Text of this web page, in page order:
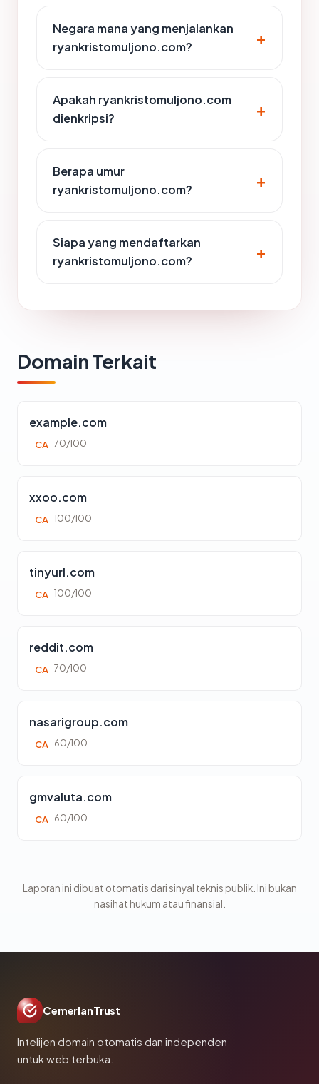
Negara mana yang menjalankan
ryankristomuljono.com?
Apakah ryankristomuljono.com
dienkripsi?
Berapa umur
ryankristomuljono.com?
Siapa yang mendaftarkan
ryankristomuljono.com?
Domain Terkait
example.com
CA 70/100
xxoo.com
CA 100/100
tinyurl.com
CA 100/100
reddit.com
CA 70/100
nasarigroup.com
CA 60/100
gmvaluta.com
CA 60/100
Laporan ini dibuat otomatis dari sinyal teknis publik. Ini bukan
nasihat hukum atau finansial.
CemerlanTrust
Intelijen domain otomatis dan independen
untuk web terbuka.